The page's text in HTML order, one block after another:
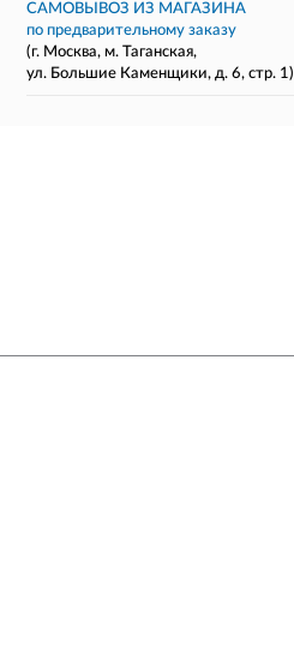
САМОВЫВОЗ ИЗ МАГАЗИНА
по предварительному заказу
(г. Москва, м. Таганская,
ул. Большие Каменщики, д. 6, стр. 1)